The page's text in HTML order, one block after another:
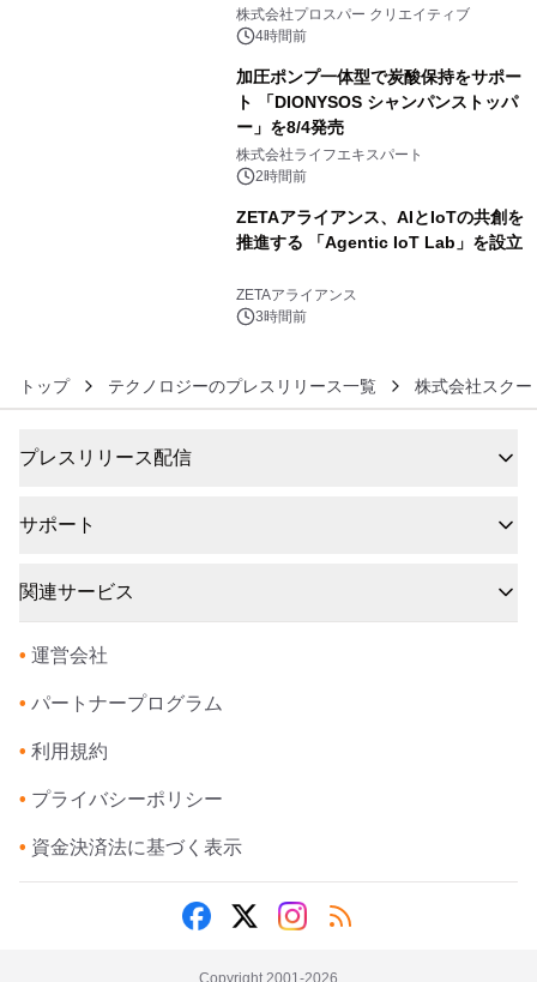
秀賞100名に1年間無償試用
株式会社プロスパー クリエイティブ
4時間前
加圧ポンプ一体型で炭酸保持をサポー
ト 「DIONYSOS シャンパンストッパ
ー」を8/4発売
株式会社ライフエキスパート
2時間前
ZETAアライアンス、AIとIoTの共創を
推進する 「Agentic IoT Lab」を設立
ZETAアライアンス
3時間前
トップ テクノロジーのプレスリリース一覧 株式会社スクー
プレスリリース配信
サポート
関連サービス
• 運営会社
• パートナープログラム
• 利用規約
• プライバシーポリシー
• 資金決済法に基づく表示
Copyright 2001-2026